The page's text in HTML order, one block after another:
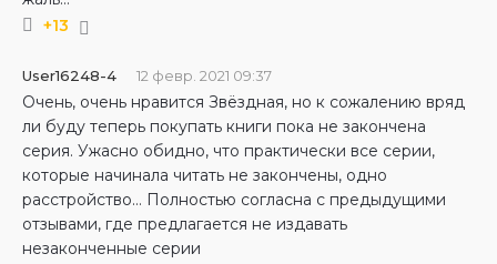
+13
User16248-4 12 февр. 2021 09:37
Очень, очень нравится Звёздная, но к сожалению вряд
ли буду теперь покупать книги пока не закончена
серия. Ужасно обидно, что практически все серии,
которые начинала читать не закончены, одно
расстройство… Полностью согласна с предыдущими
отзывами, где предлагается не издавать
незаконченные серии